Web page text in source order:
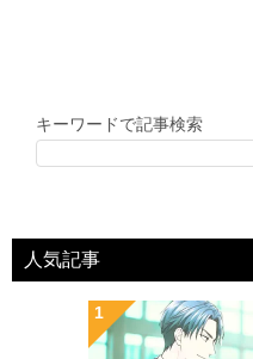
キーワードで記事検索
人気記事